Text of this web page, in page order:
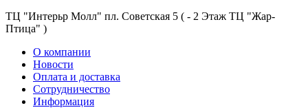
ТЦ "Интерьр Молл" пл. Советская 5 ( - 2 Этаж ТЦ "Жар-
Птица" )
О компании
Новости
Оплата и доставка
Сотрудничество
Информация